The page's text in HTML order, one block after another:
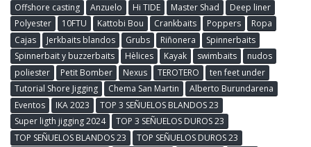
Offshore casting
Anzuelo Hi TIDE Master Shad
Deep liner
Polyester
10FTU Kattobi Bou Crankbaits Poppers
Ropa
Cajas
Jerkbaits blandos Grubs Riñonera
Spinnerbaits
Spinnerbait y buzzerbaits
Hèlices Kayak swimbaits
nudos
poliester
Petit Bomber Nexus TEROTERO
ten feet under
Tutorial Shore Jigging
Chema San Martin
Alberto Burundarena
Eventos
IKA 2023
TOP 3 SEÑUELOS BLANDOS 23
Super ligth jigging 2024
TOP 3 SEÑUELOS DUROS 23
TOP SEÑUELOS BLANDOS 23
TOP SEÑUELOS DUROS 23